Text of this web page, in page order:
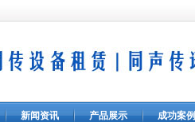
新闻资讯 产品展示 成功案例